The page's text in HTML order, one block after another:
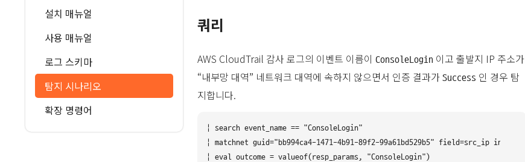
설치 매뉴얼
사용 매뉴얼
로그 스키마
탐지 시나리오
확장 명령어
쿼리
AWS CloudTrail 감사 로그의 이벤트 이름이 ConsoleLogin 이고 출발지 IP 주소가
“내부망 대역” 네트워크 대역에 속하지 않으면서 인증 결과가 Success 인 경우 탐
지합니다.
| search event_name == "ConsoleLogin"
| matchnet guid="bb994ca4-1471-4b91-89f2-99a61bd529b5" field=src_ip invert=t
| eval outcome = valueof(resp_params, "ConsoleLogin")